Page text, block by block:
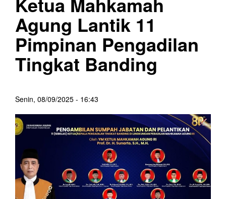
Agung Lantik 11
Pimpinan Pengadilan
Tingkat Banding
Senin, 08/09/2025 - 16:43